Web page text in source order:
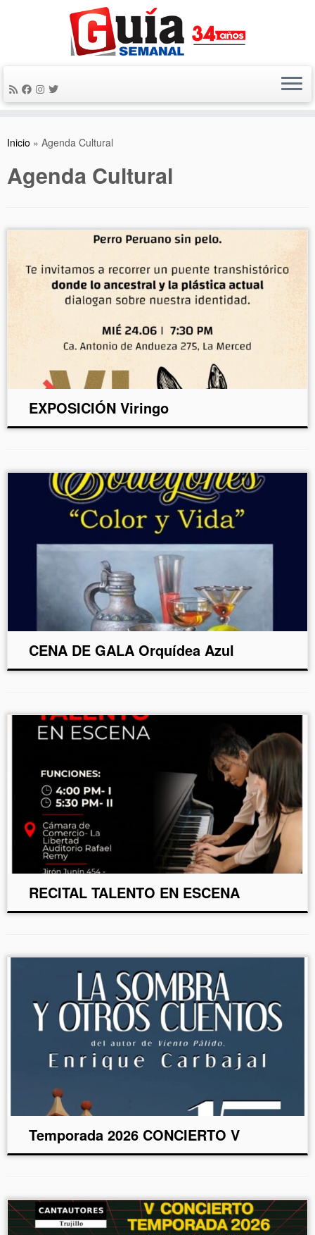
Inicio » Agenda Cultural
Agenda Cultural
EXPOSICIÓN Viringo
CENA DE GALA Orquídea Azul
RECITAL TALENTO EN ESCENA
Temporada 2026 CONCIERTO V